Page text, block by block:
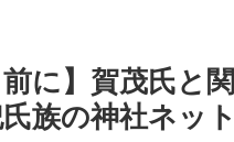
前に】賀茂氏
族の神社ネッ